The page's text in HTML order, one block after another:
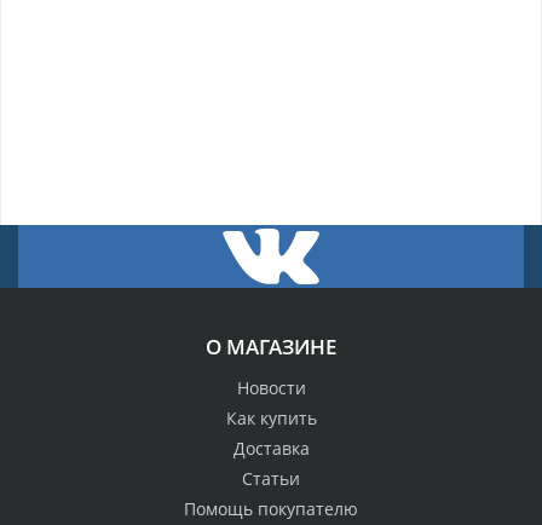
О МАГАЗИНЕ
Новости
Как купить
Доставка
Статьи
Помощь покупателю